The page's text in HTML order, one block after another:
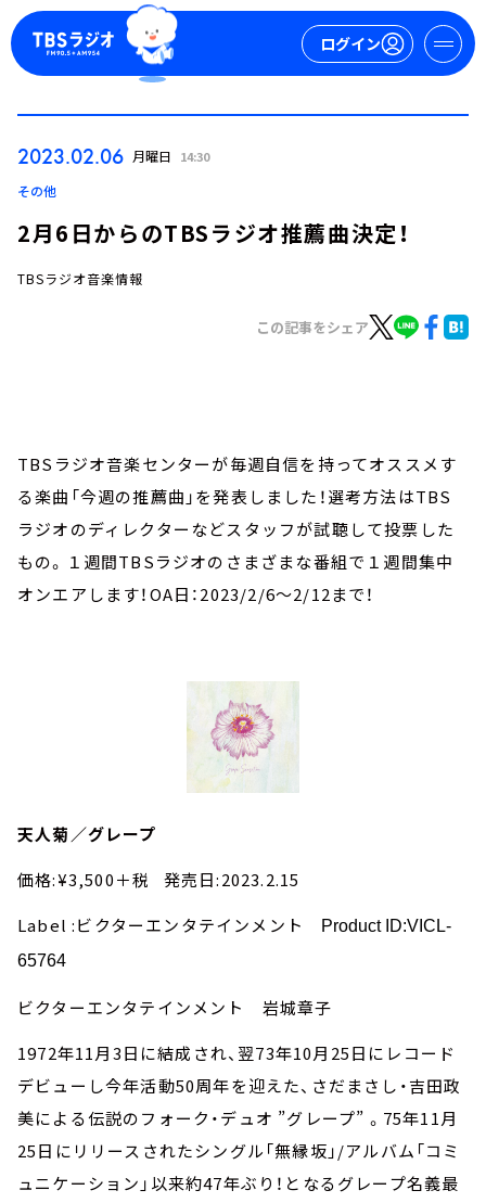
ログイン
TBS Podcast
お知らせ
イベント・グッズ
YouTube
会社情報
2023.02.06 月曜日 14:30
その他
2月6日からのTBSラジオ推薦曲決定！
TBSラジオ音楽情報
この記事をシェア
TBSラジオ音楽センターが毎週自信を持ってオススメす
る楽曲「今週の推薦曲」を発表しました！選考方法はTBS
ラジオのディレクターなどスタッフが試聴して投票した
もの。１週間TBSラジオのさまざまな番組で１週間集中
オンエアします！OA日：2023/2/6～2/12まで！
天人菊／グレープ
価格:¥3,500＋税 発売日:2023.2.15
Label :ビクターエンタテインメント
Product ID:VICL-
65764
ビクターエンタテインメント 岩城章子
1972年11月3日に結成され、翌73年10月25日にレコード
デビューし今年活動50周年を迎えた、さだまさし・吉田政
美による伝説のフォーク・デュオ ”グレープ” 。75年11月
25日にリリースされたシングル「無縁坂」/アルバム「コミ
ュニケーション」以来約47年ぶり！となるグレープ名義最